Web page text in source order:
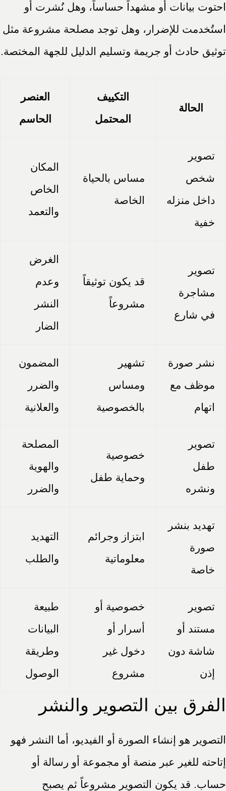
احتوت بيانات أو مشهداً حساساً، وهل نُشرت أو
استُخدمت للإضرار، وهل توجد مصلحة مشروعة مثل
توثيق حادث أو جريمة وتسليم الدليل للجهة المختصة.
الحالة
التكييف
المحتمل
العنصر
الحاسم
تصوير
شخص
داخل منزله
خفية
مساس بالحياة
الخاصة
المكان
الخاص
والتعمد
تصوير
مشاجرة
في شارع
قد يكون توثيقاً
مشروعاً
الغرض
وعدم
النشر
الضار
نشر صورة
موظف مع
اتهام
تشهير
ومساس
بالخصوصية
المضمون
والضرر
والعلانية
تصوير
طفل
ونشره
خصوصية
وحماية طفل
المصلحة
والهوية
والضرر
تهديد بنشر
صورة
خاصة
ابتزاز وجرائم
معلوماتية
التهديد
والطلب
تصوير
مستند أو
شاشة دون
إذن
خصوصية أو
أسرار أو
دخول غير
مشروع
طبيعة
البيانات
وطريقة
الوصول
الفرق بين التصوير والنشر
التصوير هو إنشاء الصورة أو الفيديو، أما النشر فهو
إتاحته للغير عبر منصة أو مجموعة أو رسالة أو
حساب. قد يكون التصوير مشروعاً ثم يصبح